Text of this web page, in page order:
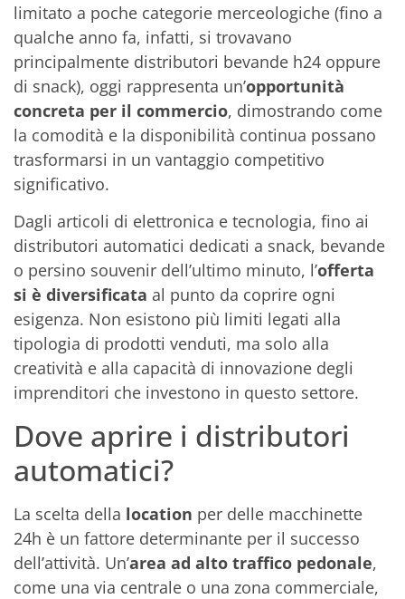
limitato a poche categorie merceologiche (fino a
qualche anno fa, infatti, si trovavano
principalmente distributori bevande h24 oppure
di snack), oggi rappresenta un’opportunità
concreta per il commercio, dimostrando come
la comodità e la disponibilità continua possano
trasformarsi in un vantaggio competitivo
significativo.
Dagli articoli di elettronica e tecnologia, fino ai
distributori automatici dedicati a snack, bevande
o persino souvenir dell’ultimo minuto, l’offerta
si è diversificata al punto da coprire ogni
esigenza. Non esistono più limiti legati alla
tipologia di prodotti venduti, ma solo alla
creatività e alla capacità di innovazione degli
imprenditori che investono in questo settore.
Dove aprire i distributori
automatici?
La scelta della location per delle macchinette
24h è un fattore determinante per il successo
dell’attività. Un’area ad alto traffico pedonale,
come una via centrale o una zona commerciale,